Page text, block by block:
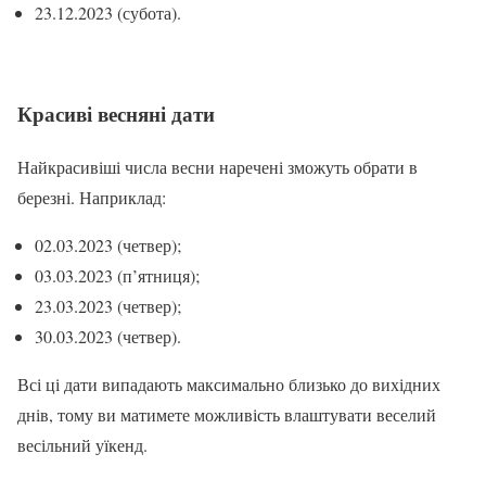
23.12.2023 (субота).
Красиві весняні дати
Найкрасивіші числа весни наречені зможуть обрати в
березні. Наприклад:
02.03.2023 (четвер);
03.03.2023 (п’ятниця);
23.03.2023 (четвер);
30.03.2023 (четвер).
Всі ці дати випадають максимально близько до вихідних
днів, тому ви матимете можливість влаштувати веселий
весільний уїкенд.